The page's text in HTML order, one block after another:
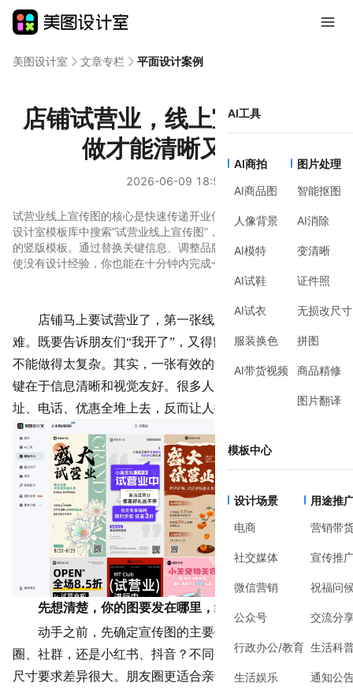
AI工具
AI商拍
AI商品图
人像背景
AI模特
AI试鞋
AI试衣
服装换色
AI带货视频
图片处理
智能抠图
AI消除
变清晰
证件照
无损改尺寸
拼图
商品精修
图片翻译
模板中心
设计场景
电商
社交媒体
微信营销
公众号
行政办公/教育
生活娱乐
用途推
营销带
宣传推
祝福问
交流分
生活科
通知公
美图设计室 文章专栏 平面设计案例
店铺试营业，线上宣传图怎么
做才能清晰又好看
2026-06-09 18:52
试营业线上宣传图的核心是快速传递开业信息和吸引关注。在美图
设计室模板库中搜索“试营业线上宣传图”，能找到大量适配社交媒体
的竖版模板。通过替换关键信息、调整品牌色和优化文案层级，即
使没有设计经验，你也能在十分钟内完成一张合格的宣传图。
店铺马上要试营业了，第一张线上宣传图却让人犯了
难。既要告诉朋友们“我开了”，又得留点悬念和吸引力，还
不能做得太复杂。其实，一张有效的试营业线上宣传图，关
键在于信息清晰和视觉友好。很多人的误区是一股脑把地
址、电话、优惠全堆上去，反而让人抓不住重点。
先想清楚，你的图要发在哪里，给谁看
动手之前，先确定宣传图的主要使用场景。是发在朋友
圈、社群，还是小红书、抖音？不同平台的用户习惯和图片
尺寸要求差异很大。朋友圈更适合亲切、直接的分享，信息